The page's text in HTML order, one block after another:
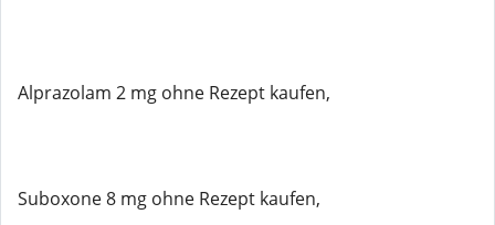
Alprazolam 2 mg ohne Rezept kaufen,
Suboxone 8 mg ohne Rezept kaufen,